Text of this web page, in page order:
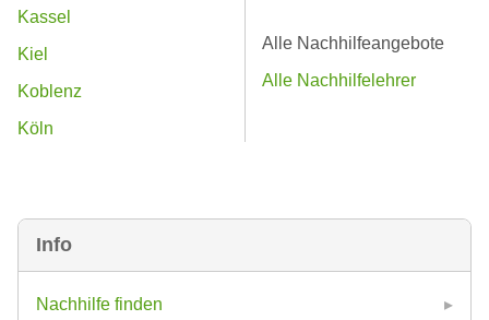
Info
Nachhilfe finden
Kassel
Kiel
Koblenz
Köln
Alle Nachhilfeangebote
Alle Nachhilfelehrer